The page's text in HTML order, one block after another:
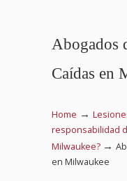
Abogados
Caídas en
Home →
responsabilidad
Milwaukee? →
en Milwaukee